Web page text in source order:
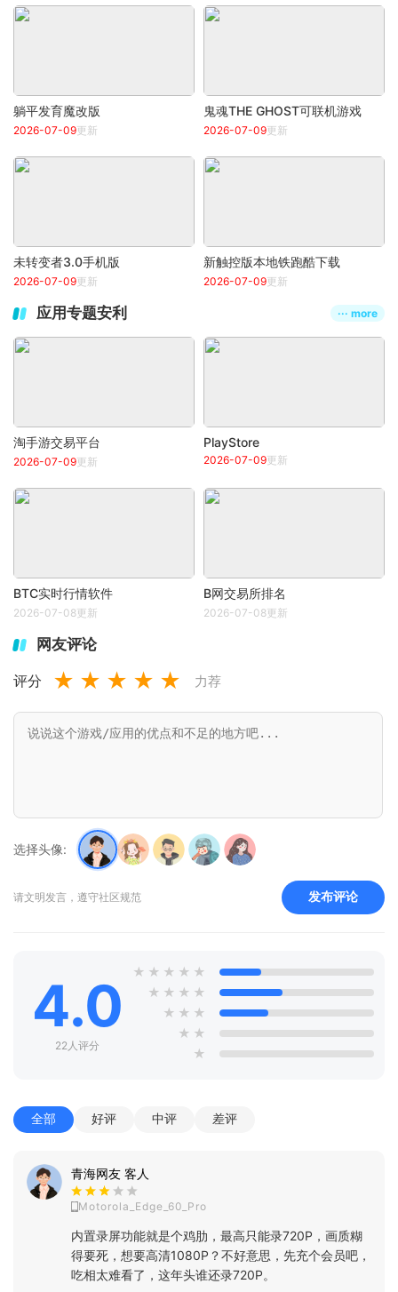
躺平发育魔改版
2026-07-09更新
鬼魂THE GHOST可联机游戏
2026-07-09更新
未转变者3.0手机版
2026-07-09更新
新触控版本地铁跑酷下载
2026-07-09更新
应用专题安利 ··· more
淘手游交易平台
2026-07-09更新
PlayStore
2026-07-09更新
BTC实时行情软件
2026-07-08更新
B网交易所排名
2026-07-08更新
网友评论
评分 ★ ★ ★ ★ ★ 力荐
选择头像:
请文明发言，遵守社区规范 发布评论
4.0
22人评分
★ ★ ★ ★ ★
★ ★ ★ ★
★ ★ ★
★ ★
★
全部 好评 中评 差评
青海网友 客人
Motorola_Edge_60_Pro
内置录屏功能就是个鸡肋，最高只能录720P，画质糊
得要死，想要高清1080P？不好意思，先充个会员吧，
吃相太难看了，这年头谁还录720P。